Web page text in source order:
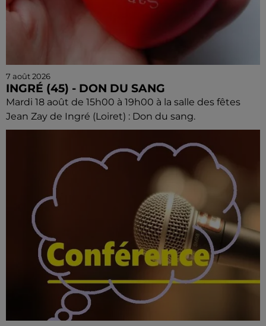
7 août 2026
INGRÉ (45) - DON DU SANG
Mardi 18 août de 15h00 à 19h00 à la salle des fêtes
Jean Zay de Ingré (Loiret) : Don du sang.